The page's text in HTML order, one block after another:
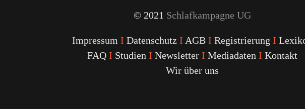
© 2021 Schlafkampagne UG
Impressum I Datenschutz I AGB I Registrierung I
FAQ I Studien I Newsletter I Mediadaten I Kontakt
Wir über uns